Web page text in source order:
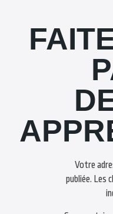
Votre
publiée. Les